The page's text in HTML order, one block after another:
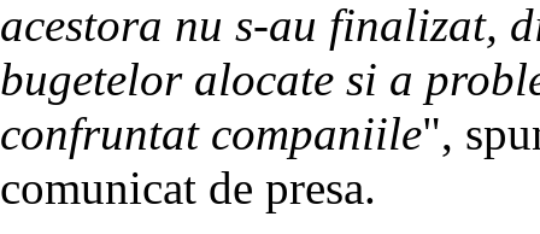
acestora nu s-au finalizat,
bugetelor alocate si a
confruntat companiile",
comunicat de presa.